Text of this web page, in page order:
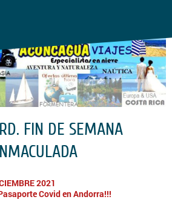
FIN DE SEMANA
2021
Covid en Andorra!!!